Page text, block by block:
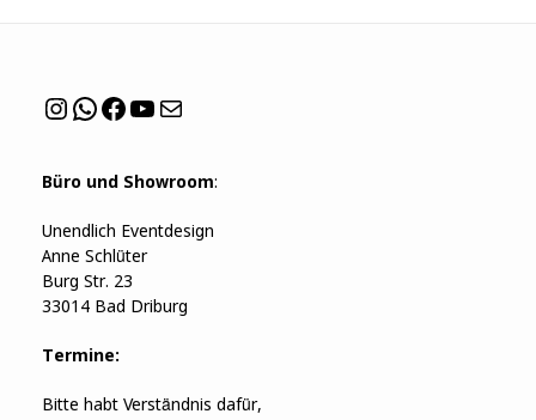
Instagram
WhatsApp
Facebook
YouTube
Mail
Büro und Showroom:
Unendlich Eventdesign
Anne Schlüter
Burg Str. 23
33014 Bad Driburg
Termine:
Bitte habt Verständnis dafür,